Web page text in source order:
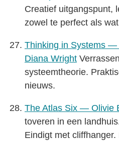
Creatief uitgangspunt,
zowel te perfect als
Thinking in Systems —
Diana Wright
systeemtheorie.
nieuws.
The Atlas Six — Olivie
toveren in een
Eindigt met